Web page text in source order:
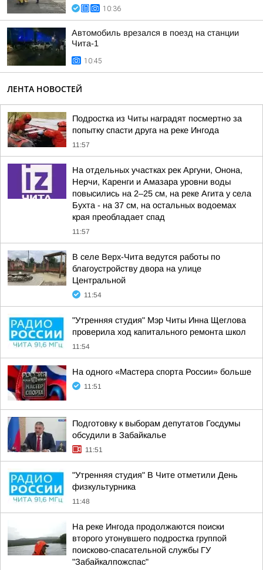
10:36
Автомобиль врезался в поезд на станции
Чита-1
10:45
ЛЕНТА НОВОСТЕЙ
Подростка из Читы наградят посмертно за
попытку спасти друга на реке Ингода
11:57
На отдельных участках рек Аргуни, Онона,
Нерчи, Каренги и Амазара уровни воды
повысились на 2–25 см, на реке Агита у села
Бухта - на 37 см, на остальных водоемах
края преобладает спад
11:57
В селе Верх-Чита ведутся работы по
благоустройству двора на улице
Центральной
11:54
"Утренняя студия" Мэр Читы Инна Щеглова
проверила ход капитального ремонта школ
11:54
На одного «Мастера спорта России» больше
11:51
Подготовку к выборам депутатов Госдумы
обсудили в Забайкалье
11:51
"Утренняя студия" В Чите отметили День
физкультурника
11:48
На реке Ингода продолжаются поиски
второго утонувшего подростка группой
поисково-спасательной службы ГУ
"Забайкалпожспас"